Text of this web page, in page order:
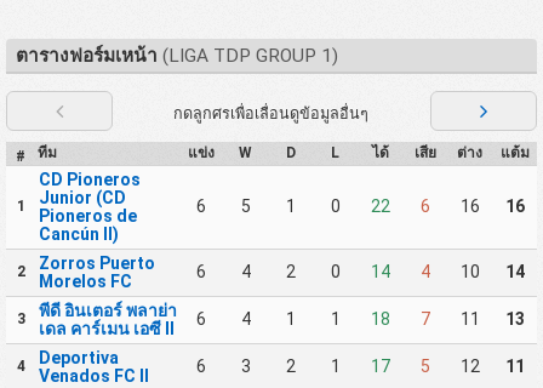
ตารางฟอร์มเหน้า (LIGA TDP GROUP 1)
กดลูกศรเพื่อเลื่อนดูข้อมูลอื่นๆ
# ทีม แข่ง W D L ได้ เสีย ต่าง แต้ม
1
CD Pioneros
Junior (CD
Pioneros de
Cancún II)
6 5 1 0 22 6 16 16
2
Zorros Puerto
Morelos FC
6 4 2 0 14 4 10 14
3
พีดี อินเตอร์ พลาย่า
เดล คาร์เมน เอซี II
6 4 1 1 18 7 11 13
4
Deportiva
Venados FC II
6 3 2 1 17 5 12 11